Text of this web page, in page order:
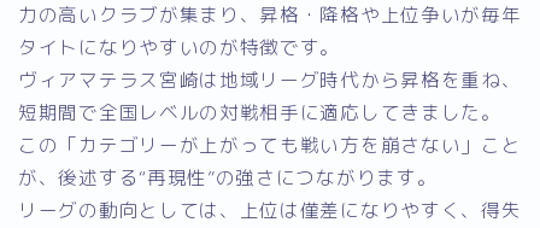
力の高いクラブが集まり、昇格・降格や上位争いが毎年
タイトになりやすいのが特徴です。
ヴィアマテラス宮崎は地域リーグ時代から昇格を重ね、
短期間で全国レベルの対戦相手に適応してきました。
この「カテゴリーが上がっても戦い方を崩さない」こと
が、後述する“再現性”の強さにつながります。
リーグの動向としては、上位は僅差になりやすく、得失